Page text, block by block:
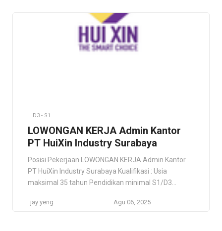
file Menyiapkan laporan departemen terkait Menjadi
titik kontak untuk pertanyaan dan permintaan dari
karyawan dan pemangku kepentingan lainnya
Membantu dalam proyek khusus dan tugas lain […]
D3 - S1
LOWONGAN KERJA Admin Kantor
PT HuiXin Industry Surabaya
Posisi Pekerjaan LOWONGAN KERJA Admin Kantor
PT HuiXin Industry Surabaya Kualifikasi : Usia
maksimal 35 tahun Pendidikan minimal S1/D3
minimal 1 tahun, fresh graduate bisa
jay yeng Agu 06, 2025